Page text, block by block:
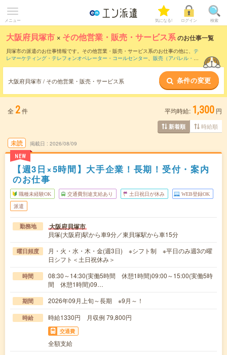
メニュー 気になる! ログイン 検索
大阪府貝塚市 × その他営業・販売・サービス系のお仕事一覧
貝塚市の派遣のお仕事情報です。その他営業・販売・サービス系のお仕事の他に、 テ
レマーケティング・テレフォンオペレーター・コールセンター、 販売（アパレル・フ
などのこだわり条件で絞り込んでいただ
けます。
大阪府貝塚市 / その他営業・販売・サービス系 条件の変更
全 2件 平均時給: 1,300 円
新着順 時給順
未読
NEW
掲載日 2026/08/09
【週3日×5時間】大手企業！長期！受付・案内
のお仕事
職種未経験OK 交通費別途支給あり 土日祝日が休み WEB登録OK
派遣
勤務地 大阪府貝塚市
貝塚(大阪府)駅から車9分／東貝塚駅から車15分
曜日頻度
月・火・水・木・金(週3日) ※シフト制 ※平日のみ週3の曜
日シフト＜土日祝休み＞
時間
08:30～14:30(実働5時間 休憩1時間)09:00～15:00(実働5時
間 休憩1時間)09…
期間 2026年09月上旬～長期 ※9月～！
時給 時給1330円 月収例 79,800円
交通費
全額支給